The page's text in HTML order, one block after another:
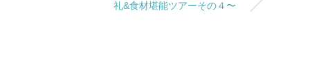
礼&食材堪能ツアーその４〜